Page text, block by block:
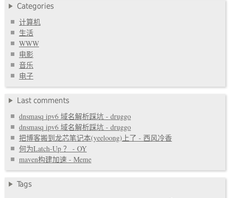
Categories
计算机
生活
WWW
电影
音乐
电子
Last comments
dnsmasq ipv6 域名解析踩坑 - druggo
dnsmasq ipv6 域名解析踩坑 - druggo
把博客搬到龙芯笔记本(yeeloong)上了 - 西风冷香
何为Latch-Up ？ - OY
maven构建加速 - Meme
Tags